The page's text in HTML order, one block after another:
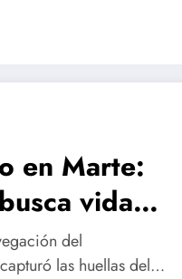
en Marte:
vida
del
las huellas del…